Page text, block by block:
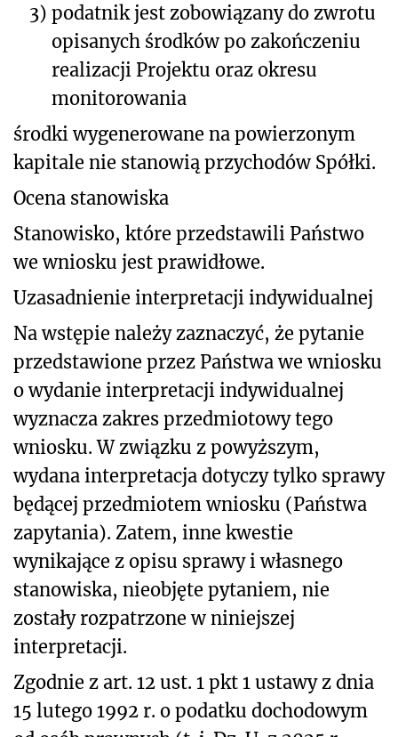
3) podatnik jest zobowiązany do zwrotu
opisanych środków po zakończeniu
realizacji Projektu oraz okresu
monitorowania
środki wygenerowane na powierzonym
kapitale nie stanowią przychodów Spółki.
Ocena stanowiska
Stanowisko, które przedstawili Państwo
we wniosku jest prawidłowe.
Uzasadnienie interpretacji indywidualnej
Na wstępie należy zaznaczyć, że pytanie
przedstawione przez Państwa we wniosku
o wydanie interpretacji indywidualnej
wyznacza zakres przedmiotowy tego
wniosku. W związku z powyższym,
wydana interpretacja dotyczy tylko sprawy
będącej przedmiotem wniosku (Państwa
zapytania). Zatem, inne kwestie
wynikające z opisu sprawy i własnego
stanowiska, nieobjęte pytaniem, nie
zostały rozpatrzone w niniejszej
interpretacji.
Zgodnie z art. 12 ust. 1 pkt 1 ustawy z dnia
15 lutego 1992 r. o podatku dochodowym